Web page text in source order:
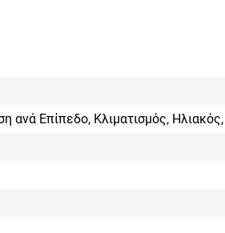
ανά Επίπεδο, Κλιματισμός,